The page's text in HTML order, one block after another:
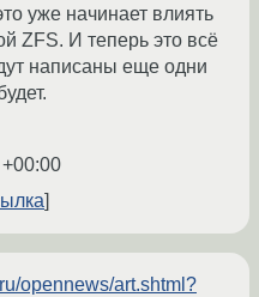
уже начинает влиять
ZFS. И теперь это всё
написаны еще одни
opennews/art.shtml?